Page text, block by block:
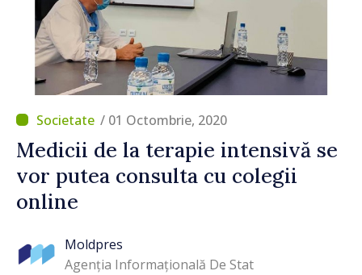
/ 01 Octombrie, 2020
Medicii de la terapie intensivă se
vor putea consulta cu colegii
online
Moldpres
Agenția Informațională De Stat